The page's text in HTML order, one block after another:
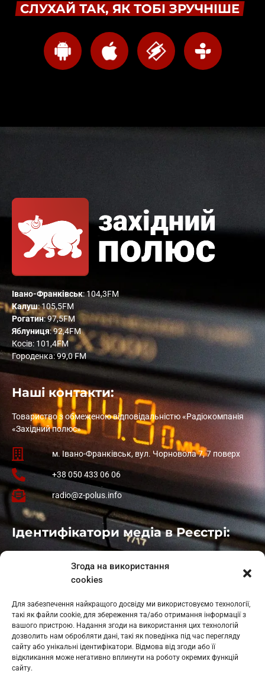
Згода на використання
cookies
Для забезпечення найкращого досвіду ми використовуємо технології,
такі як файли cookie, для збереження та/або отримання інформації з
вашого пристрою. Надання згоди на використання цих технологій
дозволить нам обробляти дані, такі як поведінка під час перегляду
сайту або унікальні ідентифікатори. Відмова від згоди або її
відкликання може негативно вплинути на роботу окремих функцій
сайту.
СЛУХАЙ ТАК, ЯК ТОБІ ЗРУЧНІШЕ
Івано-Франківськ: 104,3FM
Калуш: 105,5FM
Рогатин: 97,5FM
Яблуниця: 92,4FM
Косів: 101,4FM
Городенка: 99,0 FM
Наші контакти:
Товариство з обмеженою відповідальністю «Радіокомпанія
«Західний полюс»
м. Івано-Франківськ, вул. Чорновола 7, 7 поверх
+38 050 433 06 06
radio@z-polus.info
Ідентифікатори медіа в Реєстрі:
: L11-01410
: L11-01801
Косів: L11-01805
Гарасимів: L11-02274